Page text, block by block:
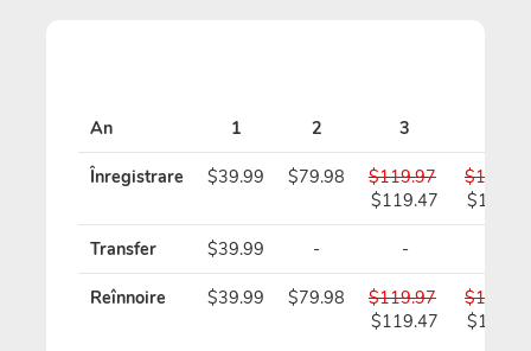
An 1 2 3
Înregistrare $39.99 $79.98
$119.97
$119.47
$159.96
Transfer $39.99 - -
Reînnoire $39.99 $79.98
$119.97
$119.47
$159.96